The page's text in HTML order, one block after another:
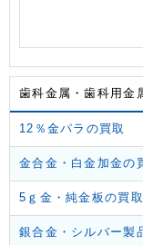
歯科金属・歯科用金
12％金パラの買取
金合金・白金加金の
5ｇ金・純金板の買取
銀合金・シルバー製